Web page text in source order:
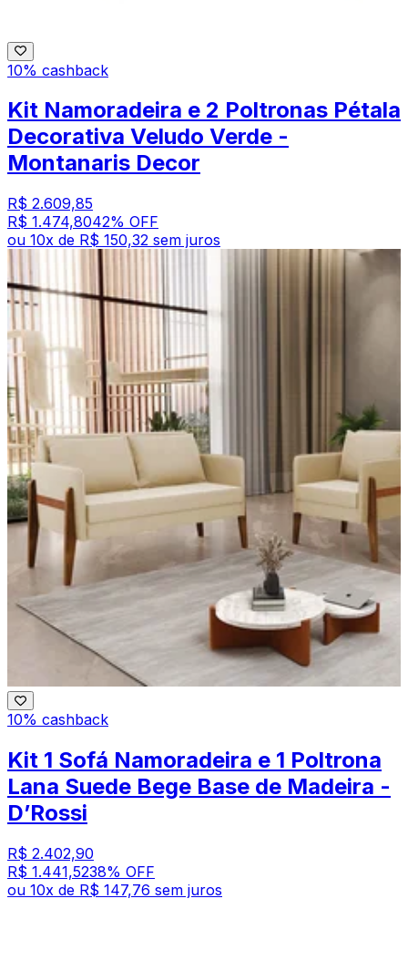
10% cashback
Kit Namoradeira e 2 Poltronas Pétala
Decorativa Veludo Verde -
Montanaris Decor
R$ 2.609,85
R$ 1.474,8042% OFF
ou 10x de R$ 150,32 sem juros
10% cashback
Kit 1 Sofá Namoradeira e 1 Poltrona
Lana Suede Bege Base de Madeira -
D’Rossi
R$ 2.402,90
R$ 1.441,5238% OFF
ou 10x de R$ 147,76 sem juros